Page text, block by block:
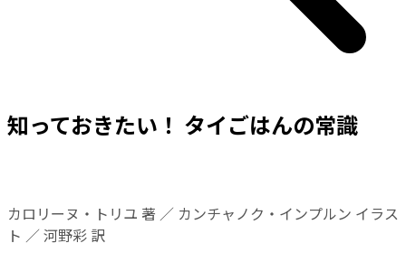
知っておきたい！ タイごはんの常識
カロリーヌ・トリユ 著 ／ カンチャノク・インプルン イラス
ト ／ 河野彩 訳